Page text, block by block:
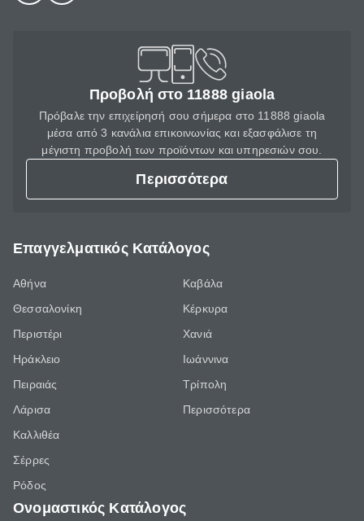
Προβολή στο 11888 giaola
Πρόβαλε την επιχείρησή σου σήμερα στο 11888 giaola
μέσα από 3 κανάλια επικοινωνίας και εξασφάλισε τη
μέγιστη προβολή των προϊόντων και υπηρεσιών σου.
Περισσότερα
Επαγγελματικός Κατάλογος
Αθήνα
Θεσσαλονίκη
Περιστέρι
Ηράκλειο
Πειραιάς
Λάρισα
Καλλιθέα
Σέρρες
Ρόδος
Καβάλα
Κέρκυρα
Χανιά
Ιωάννινα
Τρίπολη
Περισσότερα
Ονομαστικός Κατάλογος